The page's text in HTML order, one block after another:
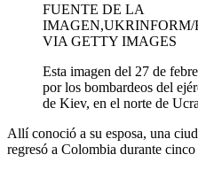
FUENTE DE LA
IMAGEN,UKRINFORM/
VIA GETTY IMAGES
Esta imagen del 27 de
por los bombardeos del
de Kiev, en el norte de
Allí conoció a su esposa, una
regresó a Colombia durante cinco